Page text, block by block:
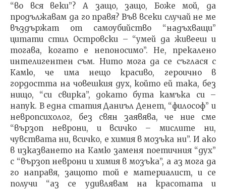
“во вся веки”? А защо, защо, Боже мой, да
продължавам да го правя? Във всеки случай не ме
въздържат от самоубийство “надъхващи”
цитати стил Островски – “умей да живееш и
тогава, когато е непоносимо”. Не, прекалено
интелигентен съм. Нито мога да се съглася с
Камю, че има нещо красиво, героично в
гордостта на човешкия дух, който ей така, без
нищо, “си свирка”, докато бута камъка си –
напук. В една статия Даниъл Денет, “философ” и
невропсихолог, без свян заявява, че ние сме
“вързоп неврони, и всичко – мислите ни,
чувствата ни, всичко, е химия в мозъка ни”. И ако
в изказването на Камю заменя поетичния “дух”
с “вързоп неврони и химия в мозъка”, а аз мога да
го направя, защото той е материалист, и се
получи “аз се удивлявам на красотата и